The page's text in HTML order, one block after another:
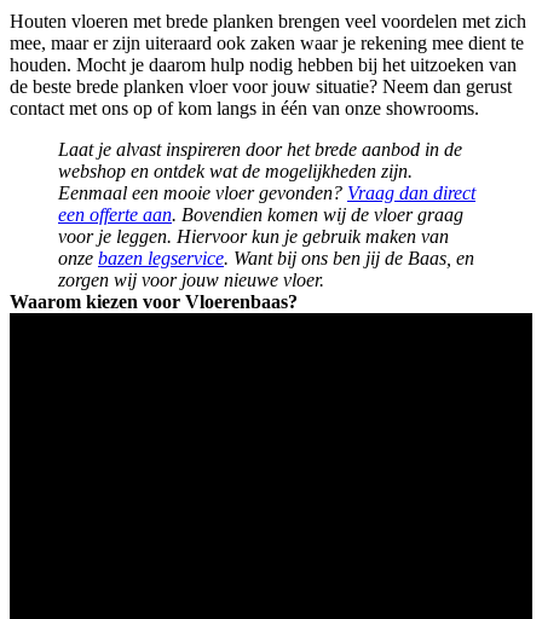
Houten vloeren met brede planken brengen veel voordelen met zich
mee, maar er zijn uiteraard ook zaken waar je rekening mee dient te
houden. Mocht je daarom hulp nodig hebben bij het uitzoeken van
de beste brede planken vloer voor jouw situatie? Neem dan gerust
contact met ons op of kom langs in één van onze showrooms.
Laat je alvast inspireren door het brede aanbod in de
webshop en ontdek wat de mogelijkheden zijn.
Eenmaal een mooie vloer gevonden? Vraag dan direct
een offerte aan. Bovendien komen wij de vloer graag
voor je leggen. Hiervoor kun je gebruik maken van
onze bazen legservice. Want bij ons ben jij de Baas, en
zorgen wij voor jouw nieuwe vloer.
Waarom kiezen voor Vloerenbaas?